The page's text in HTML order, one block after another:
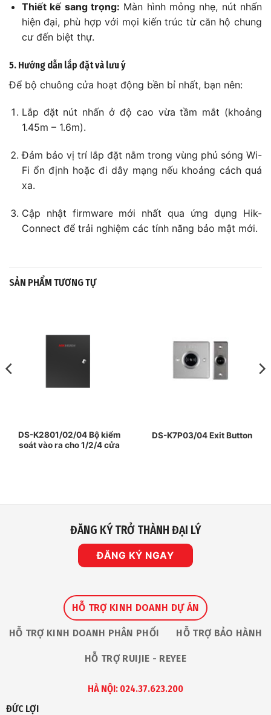
Thiết kế sang trọng: Màn hình mỏng nhẹ, nút nhấn
hiện đại, phù hợp với mọi kiến trúc từ căn hộ chung
cư đến biệt thự.
5. Hướng dẫn lắp đặt và lưu ý
Để bộ chuông cửa hoạt động bền bỉ nhất, bạn nên:
Lắp đặt nút nhấn ở độ cao vừa tầm mắt (khoảng
1.45m – 1.6m).
Đảm bảo vị trí lắp đặt nằm trong vùng phủ sóng Wi-
Fi ổn định hoặc đi dây mạng nếu khoảng cách quá
xa.
Cập nhật firmware mới nhất qua ứng dụng Hik-
Connect để trải nghiệm các tính năng bảo mật mới.
SẢN PHẨM TƯƠNG TỰ
DS-K2801/02/04 Bộ kiểm
soát vào ra cho 1/2/4 cửa
DS-K7P03/04 Exit Button
ĐĂNG KÝ TRỞ THÀNH ĐẠI LÝ
ĐĂNG KÝ NGAY
HỖ TRỢ KINH DOANH DỰ ÁN
HỖ TRỢ KINH DOANH PHÂN PHỐI HỖ TRỢ BẢO HÀNH
HỖ TRỢ RUIJIE - REYEE
HÀ NỘI: 024.37.623.200
ĐỨC LỢI